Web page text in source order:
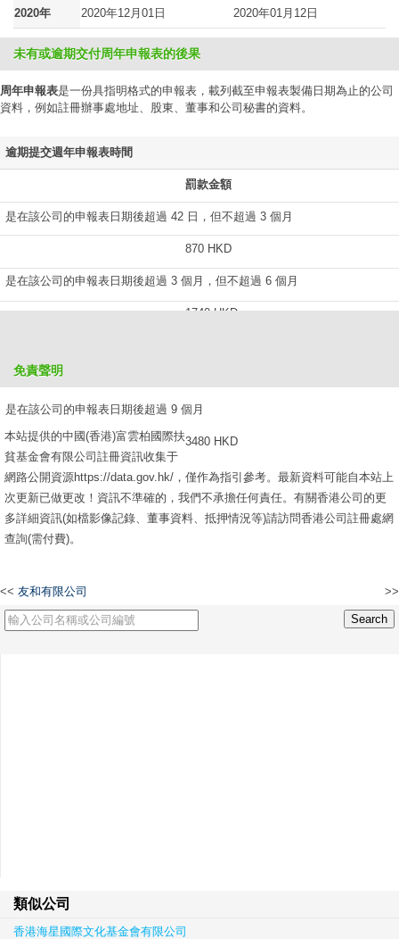
2020年 2020年12月01日 2020年01月12日
未有或逾期交付周年申報表的後果
周年申報表是一份具指明格式的申報表，載列截至申報表製備日期為止的公司
資料，例如註冊辦事處地址、股東、董事和公司秘書的資料。
逾期提交週年申報表時間
罰款金額
是在該公司的申報表日期後超過 42 日，但不超過 3 個月
870 HKD
是在該公司的申報表日期後超過 3 個月，但不超過 6 個月
1740 HKD
是在該公司的申報表日期後超過 9 個月
3480 HKD
免責聲明
本站提供的中國(香港)富雲柏國際扶
貧基金會有限公司註冊資訊收集于
網路公開資源https://data.gov.hk/，僅作為指引參考。最新資料可能自本站上
次更新已做更改！資訊不準確的，我們不承擔任何責任。有關香港公司的更
多詳細資訊(如檔影像記錄、董事資料、抵押情況等)請訪問香港公司註冊處網
查詢(需付費)。
<< 友和有限公司 >>
類似公司
香港海星國際文化基金會有限公司